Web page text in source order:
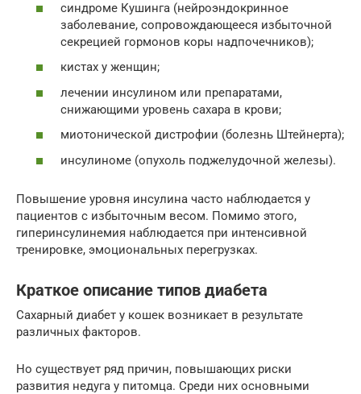
синдроме Кушинга (нейроэндокринное
заболевание, сопровождающееся избыточной
секрецией гормонов коры надпочечников);
кистах у женщин;
лечении инсулином или препаратами,
снижающими уровень сахара в крови;
миотонической дистрофии (болезнь Штейнерта);
инсулиноме (опухоль поджелудочной железы).
Повышение уровня инсулина часто наблюдается у
пациентов с избыточным весом. Помимо этого,
гиперинсулинемия наблюдается при интенсивной
тренировке, эмоциональных перегрузках.
Краткое описание типов диабета
Сахарный диабет у кошек возникает в результате
различных факторов.
Но существует ряд причин, повышающих риски
развития недуга у питомца. Среди них основными